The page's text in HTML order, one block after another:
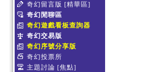
奇幻留言版 [精華區]
奇幻閒聊區
奇幻遊戲看板查詢器
奇幻交易版
奇幻序號分享版
奇幻投票所
主題討論 [焦點]